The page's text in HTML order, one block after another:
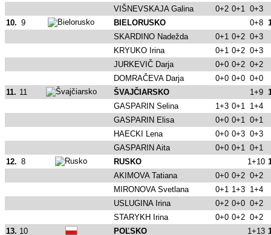
VIŠNEVSKAJA Galina
0+2 0+1
0+3
10. 9 BIELORUSKO 0+8
SKARDINO Nadežda
0+1 0+2 0+3
KRYUKO Irina
0+1 0+2 0+3
JURKEVIČ Darja
0+0 0+2 0+2
DOMRAČEVA Darja
0+0 0+0 0+0
11. 11 ŠVAJČIARSKO 1+9
GASPARIN Selina
1+3 0+1
1+4
GASPARIN Elisa
0+0 0+1
0+1
HAECKI Lena
0+0 0+3 0+3
GASPARIN Aita
0+0 0+1
0+1
12. 8 RUSKO 1+10
AKIMOVA Tatiana
0+0 0+2 0+2
MIRONOVA Svetlana
0+1 1+3
1+4
USLUGINA Irina
0+2 0+0 0+2
STARYKH Irina
0+0 0+2 0+2
13. 10 POĽSKO 1+13